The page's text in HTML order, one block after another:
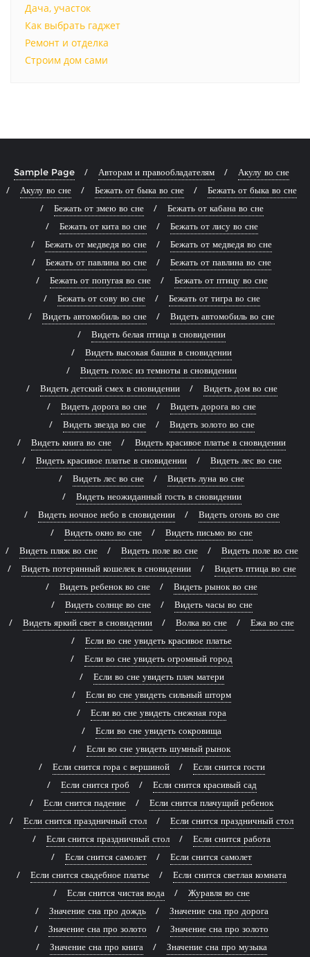
Дача, участок
Как выбрать гаджет
Ремонт и отделка
Строим дом сами
Sample Page Авторам и правообладателям
Акулу во сне
Акулу во сне
Бежать от быка во сне
Бежать от быка во сне
Бежать от змею во сне
Бежать от кабана во сне
Бежать от кита во сне
Бежать от лису во сне
Бежать от медведя во сне
Бежать от медведя во сне
Бежать от павлина во сне
Бежать от павлина во сне
Бежать от попугая во сне
Бежать от птицу во сне
Бежать от сову во сне
Бежать от тигра во сне
Видеть автомобиль во сне
Видеть автомобиль во сне
Видеть белая птица в сновидении
Видеть высокая башня в сновидении
Видеть голос из темноты в сновидении
Видеть детский смех в сновидении
Видеть дом во сне
Видеть дорога во сне
Видеть дорога во сне
Видеть звезда во сне
Видеть золото во сне
Видеть книга во сне
Видеть красивое платье в сновидении
Видеть красивое платье в сновидении
Видеть лес во сне
Видеть лес во сне
Видеть луна во сне
Видеть неожиданный гость в сновидении
Видеть ночное небо в сновидении
Видеть огонь во сне
Видеть окно во сне
Видеть письмо во сне
Видеть пляж во сне
Видеть поле во сне
Видеть поле во сне
Видеть потерянный кошелек в сновидении
Видеть птица во сне
Видеть ребенок во сне
Видеть рынок во сне
Видеть солнце во сне
Видеть часы во сне
Видеть яркий свет в сновидении
Волка во сне
Ежа во сне
Если во сне увидеть красивое платье
Если во сне увидеть огромный город
Если во сне увидеть плач матери
Если во сне увидеть сильный шторм
Если во сне увидеть снежная гора
Если во сне увидеть сокровища
Если во сне увидеть шумный рынок
Если снится гора с вершиной
Если снится гости
Если снится гроб
Если снится красивый сад
Если снится падение
Если снится плачущий ребенок
Если снится праздничный стол
Если снится праздничный стол
Если снится праздничный стол
Если снится работа
Если снится самолет
Если снится самолет
Если снится свадебное платье
Если снится светлая комната
Если снится чистая вода
Журавля во сне
Значение сна про дождь
Значение сна про дорога
Значение сна про золото
Значение сна про золото
Значение сна про книга
Значение сна про музыка